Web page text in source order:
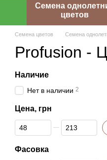
Семена
цветов
Семена цветов Семена
Profusion -
Наличие
Нет в наличии 2
Цена, грн
От Цена, грн
До Цена, грн
Фасовка